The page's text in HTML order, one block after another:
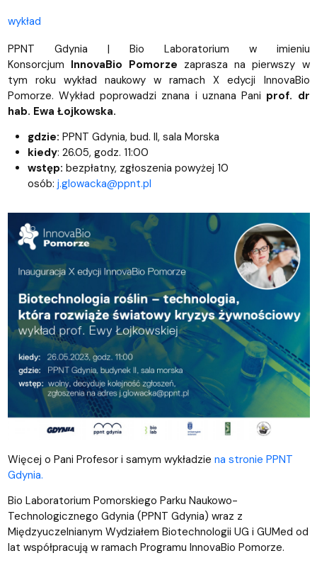
wykład
PPNT Gdynia | Bio Laboratorium w imieniu
Konsorcjum InnovaBio Pomorze zaprasza na pierwszy w
tym roku wykład naukowy w ramach X edycji InnovaBio
Pomorze. Wykład poprowadzi znana i uznana Pani prof. dr
hab. Ewa Łojkowska.
gdzie: PPNT Gdynia, bud. II, sala Morska
kiedy: 26.05, godz. 11:00
wstęp: bezpłatny, zgłoszenia powyżej 10
osób: j.glowacka@ppnt.pl
Więcej o Pani Profesor i samym wykładzie na stronie PPNT
Gdynia.
Bio Laboratorium Pomorskiego Parku Naukowo-
Technologicznego Gdynia (PPNT Gdynia) wraz z
Międzyuczelnianym Wydziałem Biotechnologii UG i GUMed od
lat współpracują w ramach Programu InnovaBio Pomorze.